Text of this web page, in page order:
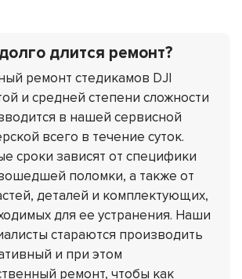
длится ремонт?
ремонт стедикамов DJI
и средней степени сложности
в нашей сервисной
всего в течение суток.
сроки зависят от специфики
поломки, а также от
деталей и комплектующих,
для ее устранения. Наши
стараются производить
и при этом
ремонт, чтобы как